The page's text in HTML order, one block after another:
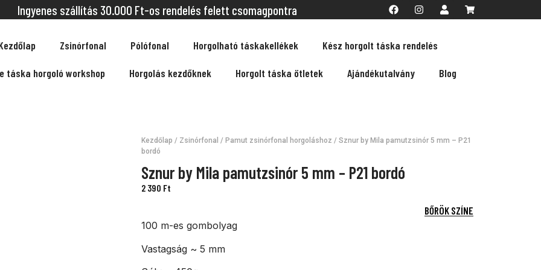
Ingyenes szállítás 30.000 Ft-os rendelés felett csomagpontra
Zsinórfonal Pólófonal Horgolható táskakellékek Kész horgolt táska rendelés
táska horgoló workshop Horgolás kezdőknek Horgolt táska ötletek Ajándékutalvány Blog
Kezdőlap / Zsinórfonal / Pamut zsinórfonal horgoláshoz / Sznur by Mila pamutzsinór 5 mm – P21
bordó
Sznur by Mila pamutzsinór 5 mm – P21 bordó
2 390 Ft
BŐRÖK SZÍNE
100 m-es gombolyag
Vastagság ~ 5 mm